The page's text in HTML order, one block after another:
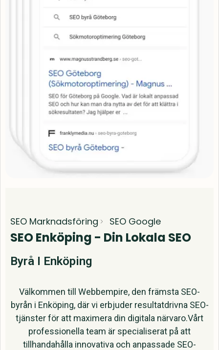
SEO Marknadsföring SEO Google
SEO Enköping - Din Lokala SEO
Byrå I Enköping
Välkommen till Webbempire, den främsta SEO-
byrån i Enköping, där vi erbjuder resultatdrivna SEO-
tjänster för att maximera din digitala närvaro.Vårt
professionella team är specialiserat på att
tillhandahålla innovativa och anpassade SEO-